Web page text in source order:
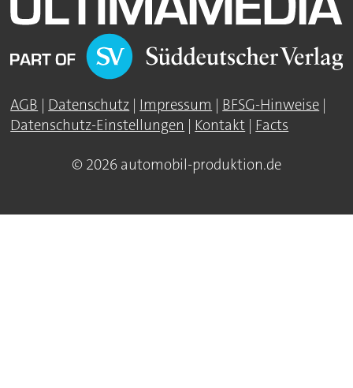
AGB | Datenschutz | Impressum | BFSG-Hinweise |
Datenschutz-Einstellungen | Kontakt | Facts
© 2026 automobil-produktion.de